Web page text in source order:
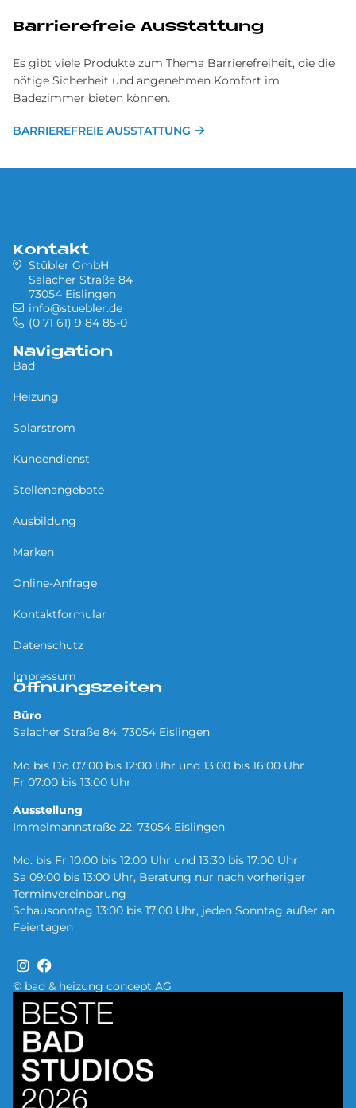
Barrierefreie Ausstattung
Es gibt viele Produkte zum Thema Barrierefreiheit, die die
nötige Sicherheit und angenehmen Komfort im
Badezimmer bieten können.
BARRIEREFREIE AUSSTATTUNG
© bad & heizung concept AG
Kontakt
Stübler GmbH
Salacher Straße 84
73054 Eislingen
info@stuebler.de
(0 71 61) 9 84 85-0
Navigation
Bad
Heizung
Solarstrom
Kundendienst
Stellenangebote
Ausbildung
Marken
Online-Anfrage
Kontaktformular
Datenschutz
Impressum
Öffnungszeiten
Büro
Salacher Straße 84, 73054 Eislingen
Mo bis Do 07:00 bis 12:00 Uhr und 13:00 bis 16:00 Uhr
Fr 07:00 bis 13:00 Uhr
Ausstellung
Immelmannstraße 22, 73054 Eislingen
Mo. bis Fr 10:00 bis 12:00 Uhr und 13:30 bis 17:00 Uhr
Sa 09:00 bis 13:00 Uhr, Beratung nur nach vorheriger
Terminvereinbarung
Schausonntag 13:00 bis 17:00 Uhr, jeden Sonntag außer an
Feiertagen